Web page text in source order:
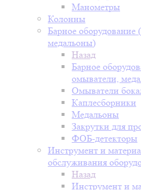
Манометры
Колонны
Барное оборудование
медальоны)
Назад
Барное
омыватели,
Омыватели
Каплесборники
Медальоны
Закрутки для
ФОБ-детекторы
Инструмент и
обслуживания
Назад
Инструмент и